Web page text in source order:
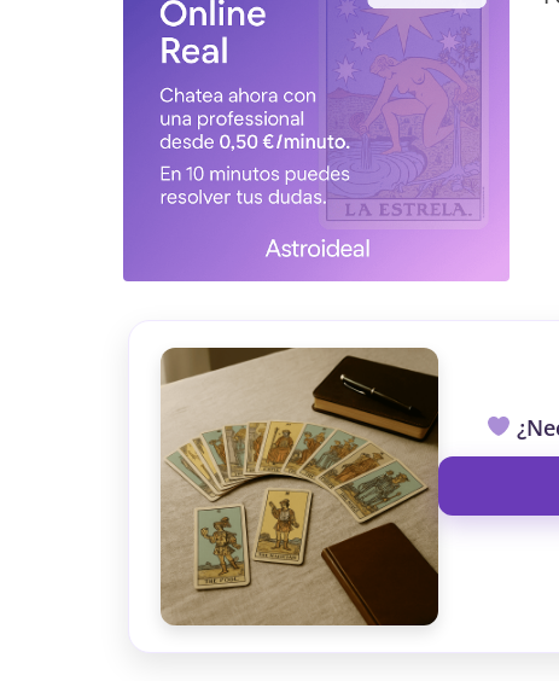
TAROT GRATIS
CONSIGUE TUS 5 MINUTOS
✓ Sin cargos automáticos. El chat se detiene al finalizar